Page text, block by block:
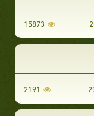
15873
2191